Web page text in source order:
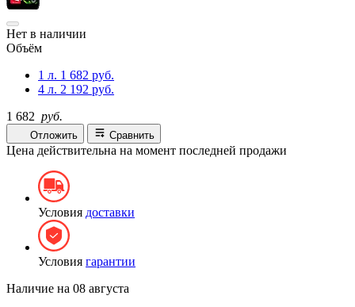
Нет в наличии
Объём
1 л. 1 682 руб.
4 л. 2 192 руб.
1 682 руб.
Отложить Сравнить
Цена действительна на момент последней продажи
Условия доставки
Условия гарантии
Наличие на 08 августа